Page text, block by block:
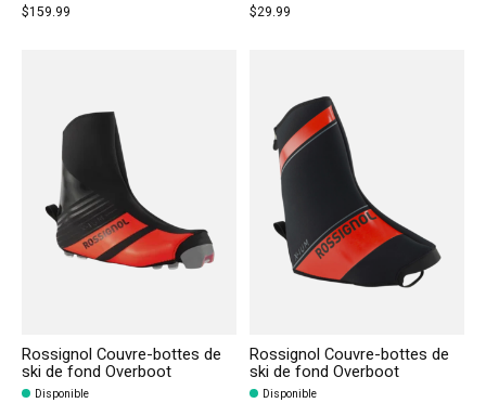
$159.99 $29.99
Rossignol Couvre-bottes de
ski de fond Overboot
Disponible
Rossignol Couvre-bottes de
ski de fond Overboot
Disponible